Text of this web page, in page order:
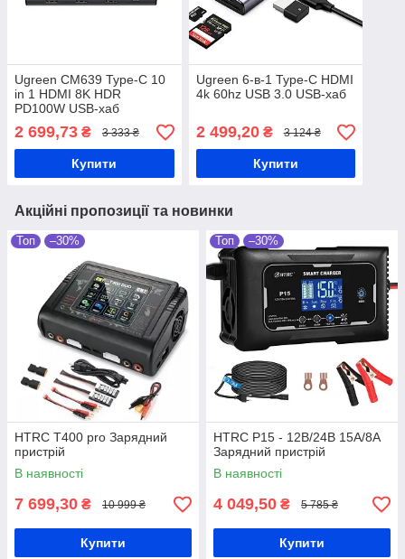
Ugreen CM639 Type-C 10
in 1 HDMI 8K HDR
PD100W USB-хаб
2 699,73 ₴ 3 333 ₴
Купити
Ugreen 6-в-1 Type-C HDMI
4k 60hz USB 3.0 USB-хаб
2 499,20₴ 3 124 ₴
Купити
Акційні пропозиції та новинки
Топ –30%
HTRC T400 pro Зарядний
пристрій
В наявності
7 699,30 ₴ 10 999 ₴
Купити
Топ –30%
HTRC P15 - 12В/24В 15А/8А
Зарядний пристрій
В наявності
4 049,50 ₴ 5 785 ₴
Купити